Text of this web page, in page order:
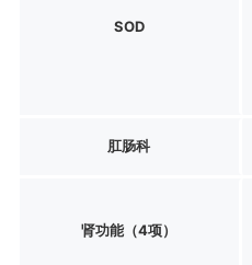
SOD
肛肠科
肾功能（4项）